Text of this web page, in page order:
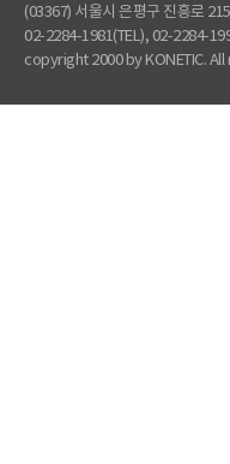
(03367) 서울시 은평구 진흥로
02-2284-1981(TEL), 02-2284-
copyright 2000 by KONETIC.